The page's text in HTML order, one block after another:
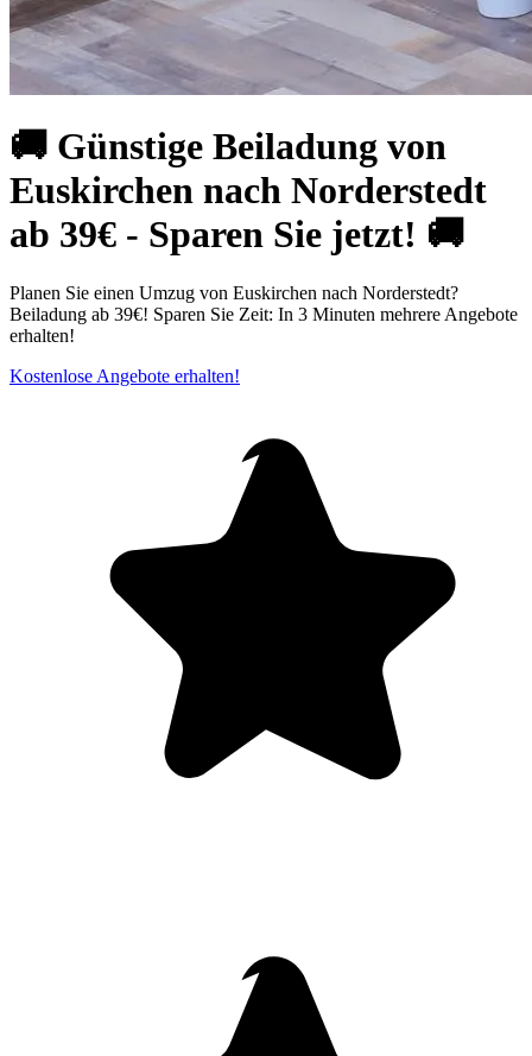
🚚 Günstige Beiladung von
Euskirchen nach Norderstedt
ab 39€ - Sparen Sie jetzt! 🚚
Planen Sie einen Umzug von Euskirchen nach Norderstedt?
Beiladung ab 39€! Sparen Sie Zeit: In 3 Minuten mehrere Angebote
erhalten!
Kostenlose Angebote erhalten!